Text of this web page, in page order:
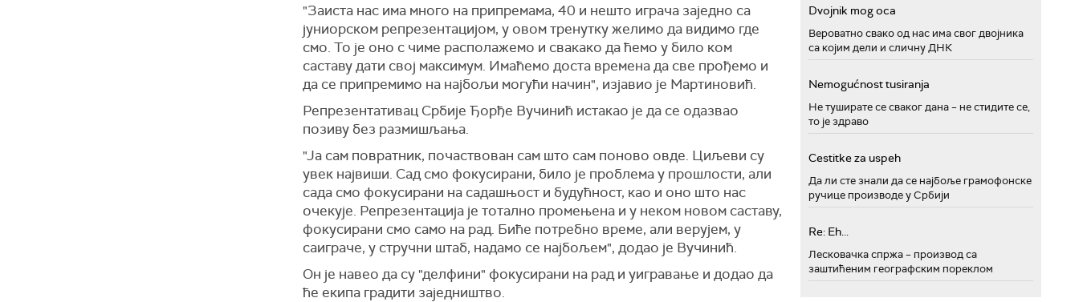
"Заиста нас има много на припремама, 40 и нешто играча заједно са
јуниорском репрезентацијом, у овом тренутку желимо да видимо где
смо. То је оно с чиме располажемо и свакако да ћемо у било ком
саставу дати свој максимум. Имаћемо доста времена да све прођемо и
да се припремимо на најбољи могући начин", изјавио је Мартиновић.
Репрезентативац Србије Ђорђе Вучинић истакао је да се одазвао
позиву без размишљања.
"Ја сам повратник, почаствован сам што сам поново овде. Циљеви су
увек највиши. Сад смо фокусирани, било је проблема у прошлости, али
сада смо фокусирани на садашњост и будућност, као и оно што нас
очекује. Репрезентација је тотално промењена и у неком новом саставу,
фокусирани смо само на рад. Биће потребно време, али верујем, у
саиграче, у стручни штаб, надамо се најбољем", додао је Вучинић.
Он је навео да су "делфини" фокусирани на рад и уигравање и додао да
ће екипа градити заједништво.
Dvojnik mog oca
Вероватно свако од нас има свог двојника
са којим дели и сличну ДНК
Nemogućnost tusiranja
Не туширате се сваког дана – не стидите се,
то је здраво
Cestitke za uspeh
Да ли сте знали да се најбоље грамофонске
ручице производе у Србији
Re: Eh...
Лесковачка спржа – производ са
заштићеним географским пореклом